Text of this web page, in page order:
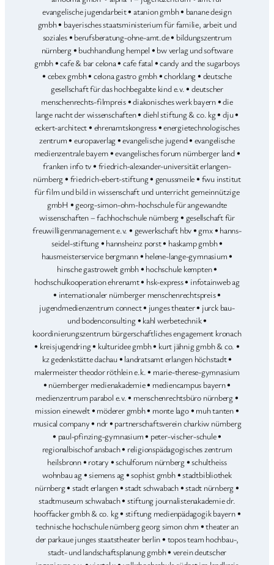
evangelische jugendarbeit • atanion gmbh • banane design
gmbh • bayerisches staatsministerium für familie, arbeit und
soziales • berufsberatung-ohne-amt.de • bildungszentrum
nürnberg • buchhandlung hempel • bw verlag und software
gmbh • cafe & bar celona • cafe fatal • candy and the sugarboys
• cebex gmbh • celona gastro gmbh • chorklang • deutsche
gesellschaft für das hochbegabte kind e.v. • deutscher
menschenrechts-filmpreis • diakonisches werk bayern • die
lange nacht der wissenschaften • diehl stiftung & co. kg • dju •
eckert-architect • ehrenamtskongress • energietechnologisches
zentrum • europaverlag • evangelische jugend • evangelische
medienzentrale bayern • evangelisches forum nürnberger land •
franken info tv • friedrich-alexander-universität erlangen-
nürnberg • friedrich-ebert-stiftung • genussmeile • fwu institut
für film und bild in wissenschaft und unterricht gemeinnützige
gmbH • georg-simon-ohm-hochschule für angewandte
wissenschaften – fachhochschule nürnberg • gesellschaft für
freuwilligenmanagement e.v. • gewerkschaft hbv • gmx • hanns-
seidel-stiftung • hannsheinz porst • haskamp gmbh •
hausmeisterservice bergmann • helene-lange-gymnasium •
hinsche gastrowelt gmbh • hochschule kempten •
hochschulkooperation ehrenamt • hsk-express • infotainweb ag
• internationaler nürnberger menschenrechtspreis •
jugendmedienzentrum connect • junges theater • jurck bau-
und bodenconsulting • kahl werbetechnik •
koordinierungszentrum bürgerschaftliches engagement kronach
• kreisjugendring • kulturidee gmbh • kurt jähnig gmbh & co. •
kz gedenkstätte dachau • landratsamt erlangen höchstadt •
malermeister theodor röthlein e.k. • marie-therese-gymnasium
• nüernberger medienakademie • mediencampus bayern •
medienzentrum parabol e.v. • menschenrechtsbüro nürnberg •
mission einewelt • möderer gmbh • monte lago • muh tanten •
musical company • ndr • partnerschaftsverein charkiw nürnberg
• paul-pfinzing-gymnasium • peter-vischer-schule •
regionalbischof ansbach • religionspädagogisches zentrum
heilsbronn • rotary • schulforum nürnberg • schultheiss
wohnbau ag • siemens ag • sophist gmbh • stadtbibliothek
nürnberg • stadt erlangen • stadt schwabach • stadt nürnberg •
stadtmuseum schwabach • stiftung journalistenakademie dr.
hooffacker gmbh & co. kg • stiftung medienpädagogik bayern •
technische hochschule nürnberg georg simon ohm • theater an
der parkaue junges staatstheater berlin • topos team hochbau-,
stadt- und landschaftsplanung gmbh • verein deutscher